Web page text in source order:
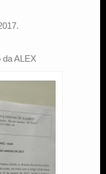
da ALEX